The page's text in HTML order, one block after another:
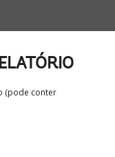
(pode conter